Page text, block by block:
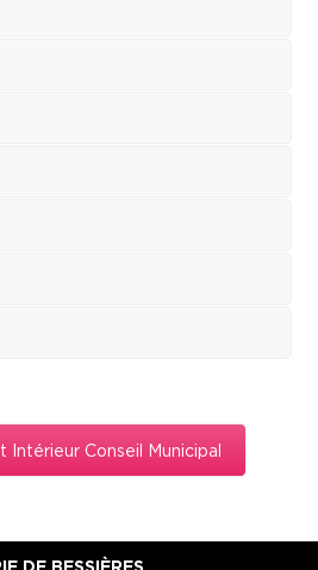
Intérieur Conseil Municipal
DE BESSIÈRES